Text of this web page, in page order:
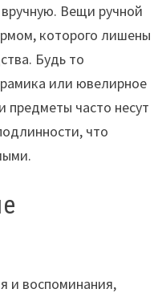
Вещи ручной
которого лишены
Будь то
или ювелирное
предметы часто несут
что
и воспоминания,